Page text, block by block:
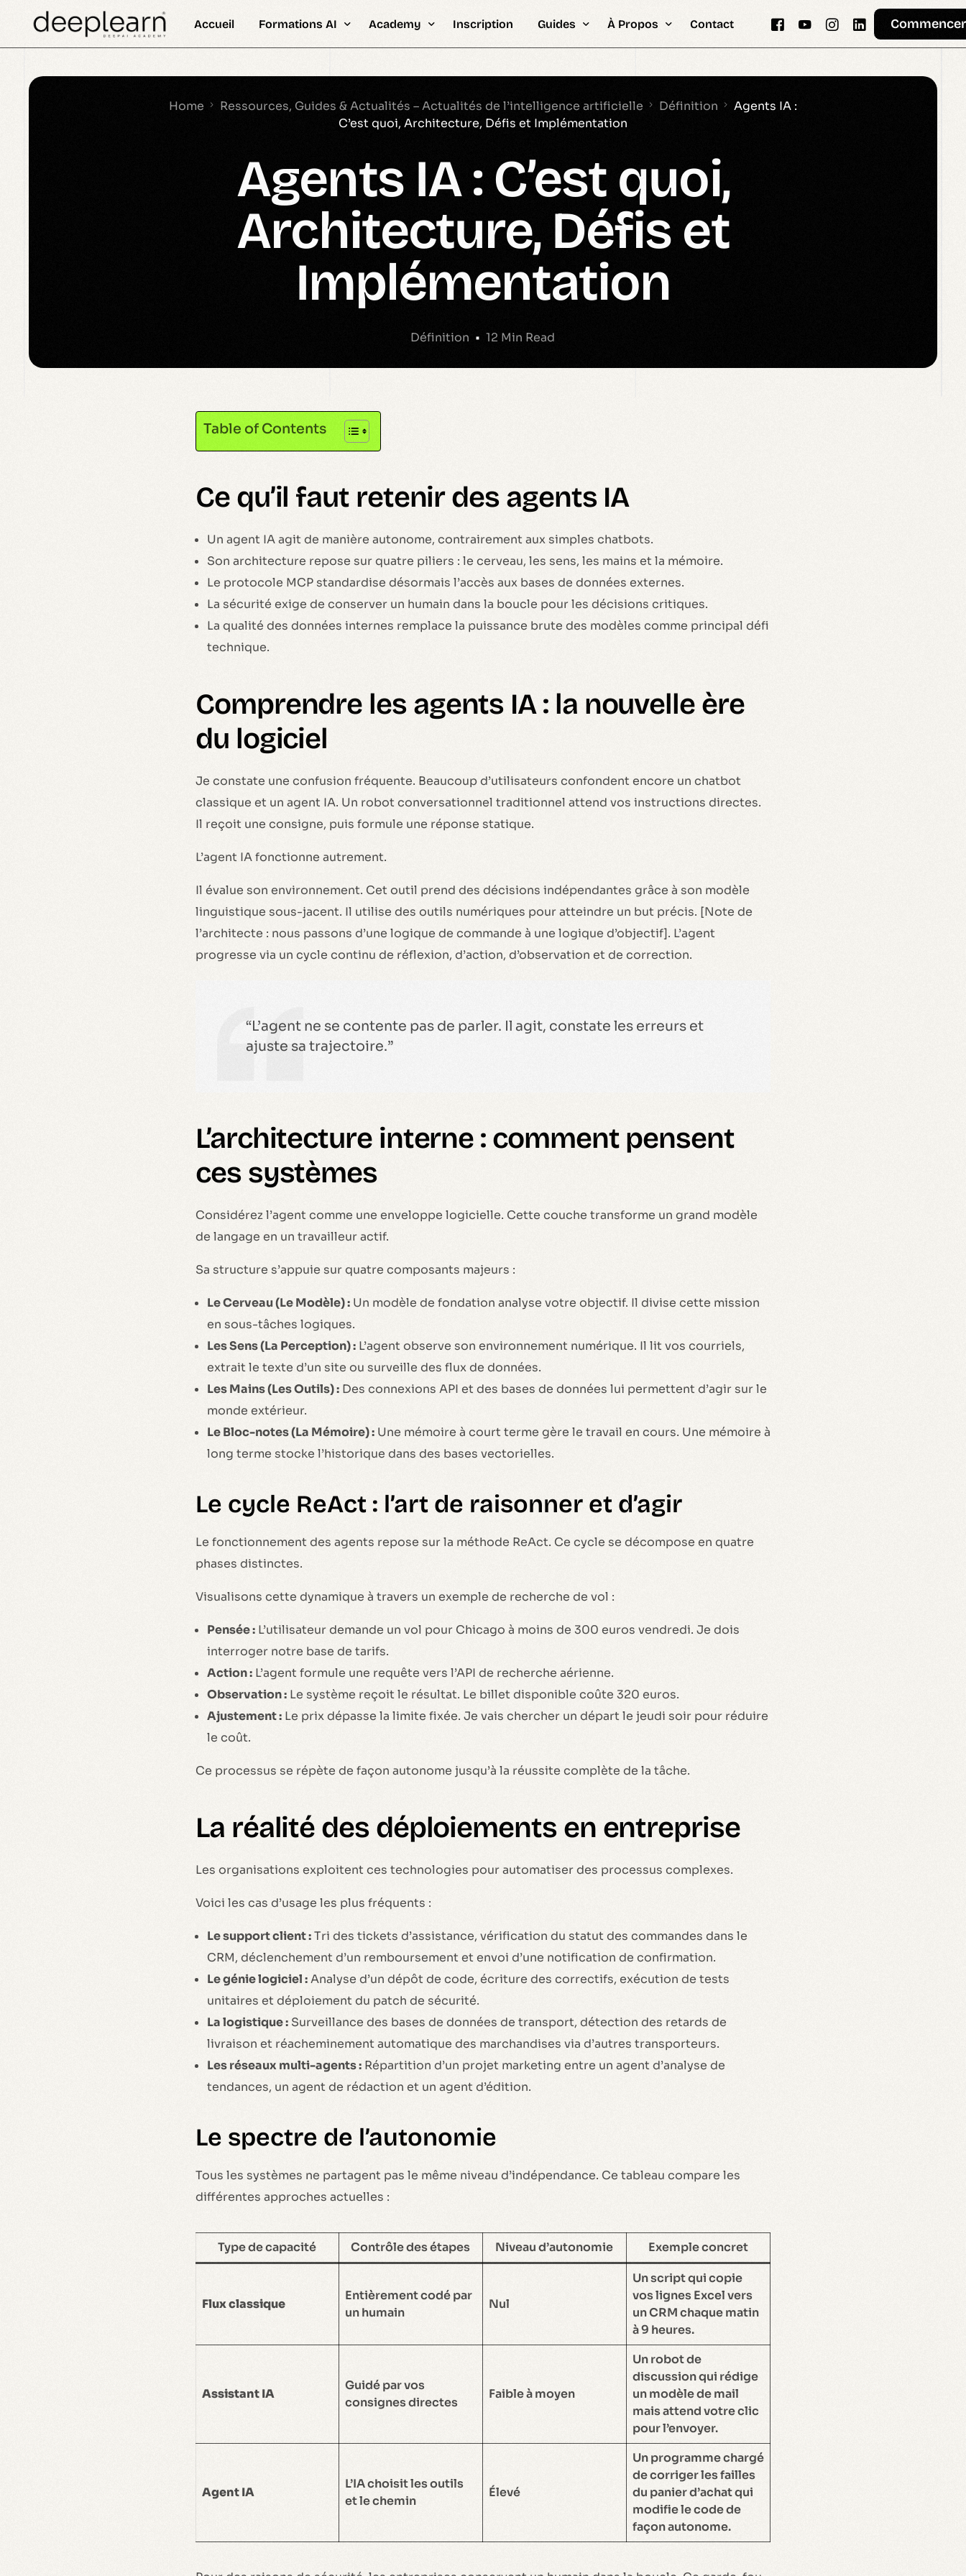
Accueil Formations AI
Formation pour Entreprises
Formation Professionnelle
Formation Étudiants
Cours & Formations AI & ML
Certifications par Examen
Nanodegrees en IA & ML
Academy
Bootcamps & Hackathons IA
Certifications
Encadrement PFE
Synapse Plateforme d’examens
Ressources & Guides
Stage Intelligence Artificielle
Inscription Guides
DeepSkill Newsletter Définition Actualités Intelligence Artificielle Stats Memo Gemini Automatisation
À Propos
FAQ & Help
About
Édito & Vision
Methodologie.md
Recrutement
Contact
Home Ressources, Guides & Actualités – Actualités de l’intelligence artificielle Définition
Agents IA :
C’est quoi, Architecture, Défis et Implémentation
Agents IA : C’est quoi,
Architecture, Défis et
Implémentation
Définition 12 Min Read
Table of Contents
Ce qu’il faut retenir des agents IA
Un agent IA agit de manière autonome, contrairement aux simples chatbots.
Son architecture repose sur quatre piliers : le cerveau, les sens, les mains et la mémoire.
Le protocole MCP standardise désormais l’accès aux bases de données externes.
La sécurité exige de conserver un humain dans la boucle pour les décisions critiques.
La qualité des données internes remplace la puissance brute des modèles comme principal défi
technique.
Comprendre les agents IA : la nouvelle ère
du logiciel
Je constate une confusion fréquente. Beaucoup d’utilisateurs confondent encore un chatbot
classique et un agent IA. Un robot conversationnel traditionnel attend vos instructions directes.
Il reçoit une consigne, puis formule une réponse statique.
L’agent IA fonctionne autrement.
Il évalue son environnement. Cet outil prend des décisions indépendantes grâce à son modèle
linguistique sous-jacent. Il utilise des outils numériques pour atteindre un but précis. [Note de
l’architecte : nous passons d’une logique de commande à une logique d’objectif]. L’agent
progresse via un cycle continu de réflexion, d’action, d’observation et de correction.
“L’agent ne se contente pas de parler. Il agit, constate les erreurs et
ajuste sa trajectoire.”
L’architecture interne : comment pensent
ces systèmes
Considérez l’agent comme une enveloppe logicielle. Cette couche transforme un grand modèle
de langage en un travailleur actif.
Sa structure s’appuie sur quatre composants majeurs :
Le Cerveau (Le Modèle) :Un modèle de fondation analyse votre objectif. Il divise cette mission
en sous-tâches logiques.
Les Sens (La Perception) :L’agent observe son environnement numérique. Il lit vos courriels,
extrait le texte d’un site ou surveille des flux de données.
Les Mains (Les Outils) :Des connexions API et des bases de données lui permettent d’agir sur le
monde extérieur.
Le Bloc-notes (La Mémoire) :Une mémoire à court terme gère le travail en cours. Une mémoire à
long terme stocke l’historique dans des bases vectorielles.
Le cycle ReAct : l’art de raisonner et d’agir
Le fonctionnement des agents repose sur la méthode ReAct. Ce cycle se décompose en quatre
phases distinctes.
Visualisons cette dynamique à travers un exemple de recherche de vol :
Pensée :L’utilisateur demande un vol pour Chicago à moins de 300 euros vendredi. Je dois
interroger notre base de tarifs.
Action :L’agent formule une requête vers l’API de recherche aérienne.
Observation :Le système reçoit le résultat. Le billet disponible coûte 320 euros.
Ajustement :Le prix dépasse la limite fixée. Je vais chercher un départ le jeudi soir pour réduire
le coût.
Ce processus se répète de façon autonome jusqu’à la réussite complète de la tâche.
La réalité des déploiements en entreprise
Les organisations exploitent ces technologies pour automatiser des processus complexes.
Voici les cas d’usage les plus fréquents :
Le support client :Tri des tickets d’assistance, vérification du statut des commandes dans le
CRM, déclenchement d’un remboursement et envoi d’une notification de confirmation.
Le génie logiciel :Analyse d’un dépôt de code, écriture des correctifs, exécution de tests
unitaires et déploiement du patch de sécurité.
La logistique :Surveillance des bases de données de transport, détection des retards de
livraison et réacheminement automatique des marchandises via d’autres transporteurs.
Les réseaux multi-agents :Répartition d’un projet marketing entre un agent d’analyse de
tendances, un agent de rédaction et un agent d’édition.
Le spectre de l’autonomie
Tous les systèmes ne partagent pas le même niveau d’indépendance. Ce tableau compare les
différentes approches actuelles :
Type de capacité Contrôle des étapes Niveau d’autonomie Exemple concret
Flux classique
Entièrement codé par
un humain
Nul
Un script qui copie
vos lignes Excel vers
un CRM chaque matin
à 9 heures.
Assistant IA
Guidé par vos
consignes directes
Faible à moyen
Un robot de
discussion qui rédige
un modèle de mail
mais attend votre clic
pour l’envoyer.
Agent IA
L’IA choisit les outils
et le chemin
Élevé
Un programme chargé
de corriger les failles
du panier d’achat qui
modifie le code de
façon autonome.